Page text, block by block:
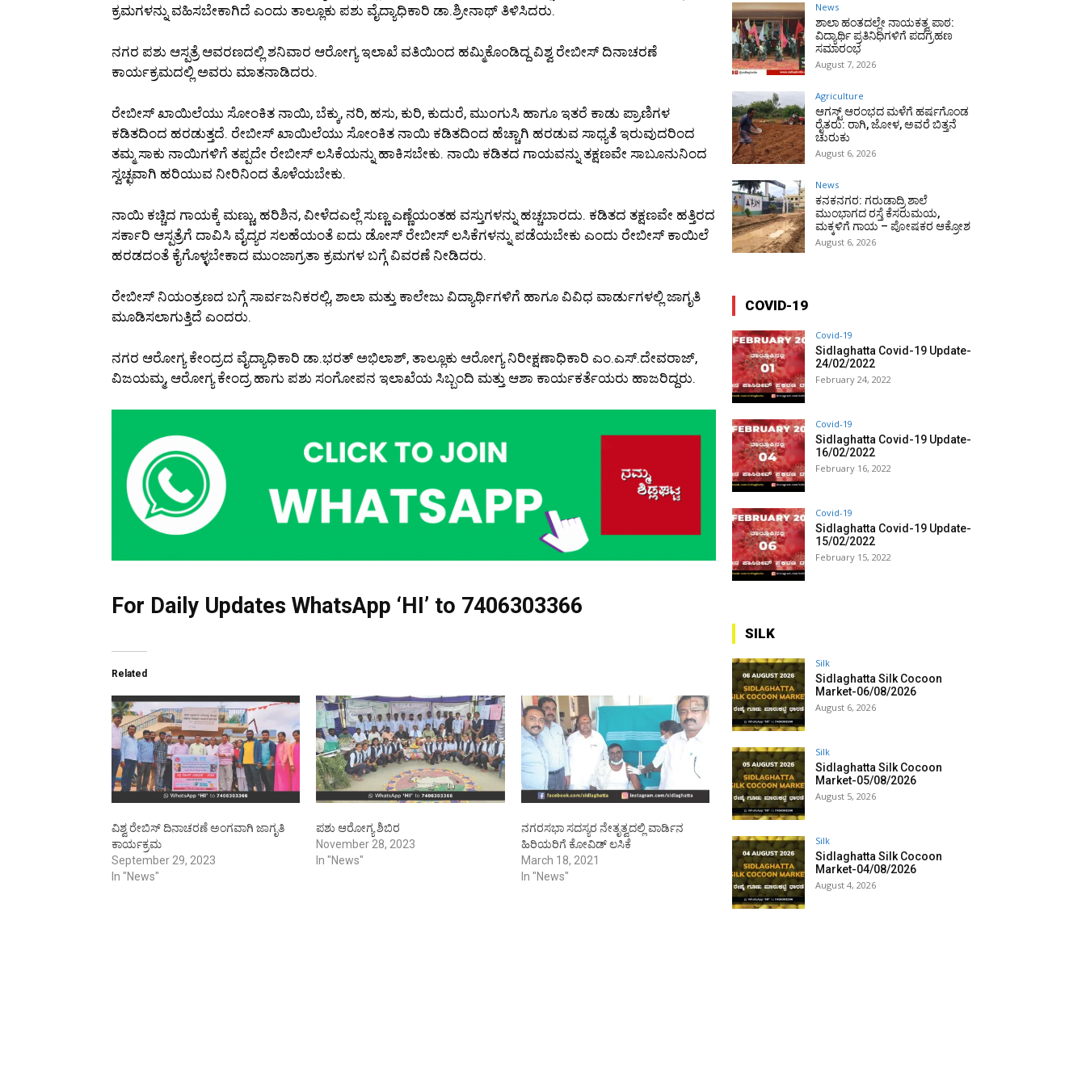
ಕ್ರಮಗಳನ್ನು ವಹಿಸಬೇಕಾಗಿದೆ ಎಂದು ತಾಲ್ಲೂಕು ಪಶು ವೈದ್ಯಾಧಿಕಾರಿ ಡಾ.ಶ್ರೀನಾಥ್ ತಿಳಿಸಿದರು.
ನಗರ ಪಶು ಆಸ್ಪತ್ರೆ ಆವರಣದಲ್ಲಿ ಶನಿವಾರ ಆರೋಗ್ಯ ಇಲಾಖೆ ವತಿಯಿಂದ ಹಮ್ಮಿಕೊಂಡಿದ್ದ ವಿಶ್ವ ರೇಬೀಸ್ ದಿನಾಚರಣೆ
ಕಾರ್ಯಕ್ರಮದಲ್ಲಿ ಅವರು ಮಾತನಾಡಿದರು.
ರೇಬೀಸ್ ಖಾಯಿಲೆಯು ಸೋಂಕಿತ ನಾಯಿ, ಬೆಕ್ಕು, ನರಿ, ಹಸು, ಕುರಿ, ಕುದುರೆ, ಮುಂಗುಸಿ ಹಾಗೂ ಇತರೆ ಕಾಡು ಪ್ರಾಣಿಗಳ
ಕಡಿತದಿಂದ ಹರಡುತ್ತದೆ. ರೇಬೀಸ್ ಖಾಯಿಲೆಯು ಸೋಂಕಿತ ನಾಯಿ ಕಡಿತದಿಂದ ಹೆಚ್ಚಾಗಿ ಹರಡುವ ಸಾಧ್ಯತೆ ಇರುವುದರಿಂದ
ತಮ್ಮ ಸಾಕು ನಾಯಿಗಳಿಗೆ ತಪ್ಪದೇ ರೇಬೀಸ್ ಲಸಿಕೆಯನ್ನು ಹಾಕಿಸಬೇಕು. ನಾಯಿ ಕಡಿತದ ಗಾಯವನ್ನು ತಕ್ಷಣವೇ ಸಾಬೂನುನಿಂದ
ಸ್ವಚ್ಛವಾಗಿ ಹರಿಯುವ ನೀರಿನಿಂದ ತೊಳೆಯಬೇಕು.
ನಾಯಿ ಕಚ್ಚಿದ ಗಾಯಕ್ಕೆ ಮಣ್ಣು, ಹರಿಶಿನ, ವೀಳೆದಎಲ್ಲೆ ಸುಣ್ಣ ಎಣ್ಣೆಯಂತಹ ವಸ್ತುಗಳನ್ನು ಹಚ್ಚಬಾರದು. ಕಡಿತದ ತಕ್ಷಣವೇ ಹತ್ತಿರದ
ಸರ್ಕಾರಿ ಆಸ್ಪತ್ರೆಗೆ ದಾವಿಸಿ ವೈದ್ಯರ ಸಲಹೆಯಂತೆ ಐದು ಡೋಸ್ ರೇಬೀಸ್ ಲಸಿಕೆಗಳನ್ನು ಪಡೆಯಬೇಕು ಎಂದು ರೇಬೀಸ್ ಕಾಯಿಲೆ
ಹರಡದಂತೆ ಕೈಗೊಳ್ಳಬೇಕಾದ ಮುಂಜಾಗ್ರತಾ ಕ್ರಮಗಳ ಬಗ್ಗೆ ವಿವರಣೆ ನೀಡಿದರು.
ರೇಬೀಸ್ ನಿಯಂತ್ರಣದ ಬಗ್ಗೆ ಸಾರ್ವಜನಿಕರಲ್ಲಿ, ಶಾಲಾ ಮತ್ತು ಕಾಲೇಜು ವಿದ್ಯಾರ್ಥಿಗಳಿಗೆ ಹಾಗೂ ವಿವಿಧ ವಾರ್ಡುಗಳಲ್ಲಿ ಜಾಗೃತಿ
ಮೂಡಿಸಲಾಗುತ್ತಿದೆ ಎಂದರು.
ನಗರ ಆರೋಗ್ಯ ಕೇಂದ್ರದ ವೈದ್ಯಾಧಿಕಾರಿ ಡಾ.ಭರತ್ ಅಭಿಲಾಶ್, ತಾಲ್ಲೂಕು ಆರೋಗ್ಯ ನಿರೀಕ್ಷಣಾಧಿಕಾರಿ ಎಂ.ಎಸ್.ದೇವರಾಜ್,
ವಿಜಯಮ್ಮ, ಆರೋಗ್ಯ ಕೇಂದ್ರ ಹಾಗು ಪಶು ಸಂಗೋಪನ ಇಲಾಖೆಯ ಸಿಬ್ಬಂದಿ ಮತ್ತು ಆಶಾ ಕಾರ್ಯಕರ್ತೆಯರು ಹಾಜರಿದ್ದರು.
For Daily Updates WhatsApp ‘HI’ to 7406303366
Related
ವಿಶ್ವ ರೇಬಿಸ್ ದಿನಾಚರಣೆ ಅಂಗವಾಗಿ ಜಾಗೃತಿ
ಕಾರ್ಯಕ್ರಮ
September 29, 2023
In "News"
ಪಶು ಆರೋಗ್ಯ ಶಿಬಿರ
November 28, 2023
In "News"
ನಗರಸಭಾ ಸದಸ್ಯರ ನೇತೃತ್ವದಲ್ಲಿ ವಾರ್ಡಿನ
ಹಿರಿಯರಿಗೆ ಕೋವಿಡ್ ಲಸಿಕೆ
March 18, 2021
In "News"
News
ಶಾಲಾ ಹಂತದಲ್ಲೇ ನಾಯಕತ್ವ ಪಾಠ:
ವಿದ್ಯಾರ್ಥಿ ಪ್ರತಿನಿಧಿಗಳಿಗೆ ಪದಗ್ರಹಣ
ಸಮಾರಂಭ
August 7, 2026
Agriculture
ಆಗಸ್ಟ್ ಆರಂಭದ ಮಳೆಗೆ ಹರ್ಷಗೊಂಡ
ರೈತರು: ರಾಗಿ, ಜೋಳ, ಅವರೆ ಬಿತ್ತನೆ
ಚುರುಕು
August 6, 2026
News
ಕನಕನಗರ: ಗರುಡಾದ್ರಿ ಶಾಲೆ
ಮುಂಭಾಗದ ರಸ್ತೆ ಕೆಸರುಮಯ,
ಮಕ್ಕಳಿಗೆ ಗಾಯ – ಪೋಷಕರ ಆಕ್ರೋಶ
August 6, 2026
COVID-19
Covid-19
Sidlaghatta Covid-19 Update-
24/02/2022
February 24, 2022
Covid-19
Sidlaghatta Covid-19 Update-
16/02/2022
February 16, 2022
Covid-19
Sidlaghatta Covid-19 Update-
15/02/2022
February 15, 2022
SILK
Silk
Sidlaghatta Silk Cocoon
Market-06/08/2026
August 6, 2026
Silk
Sidlaghatta Silk Cocoon
Market-05/08/2026
August 5, 2026
Silk
Sidlaghatta Silk Cocoon
Market-04/08/2026
August 4, 2026